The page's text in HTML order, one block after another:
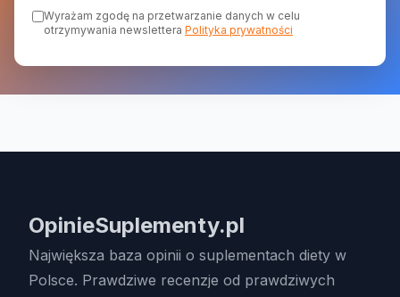
Wyrażam zgodę na przetwarzanie danych w celu
otrzymywania newslettera Polityka prywatności
OpinieSuplementy.pl
Największa baza opinii o suplementach diety w
Polsce. Prawdziwe recenzje od prawdziwych